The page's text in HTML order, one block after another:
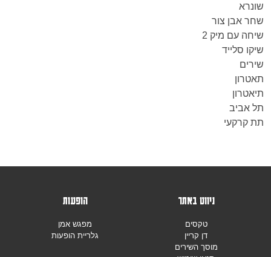
שונרא
שחר אבן צור
שיחה עם מיק 2
שיקו סלייד
שירים
תאטרון
תיאטרון
תל אביב
תת קרקעי
ניווט באתר
טקסים
דן קריין
מוסך השירים
הופעות
מפגש אמן
גלריית הופעות